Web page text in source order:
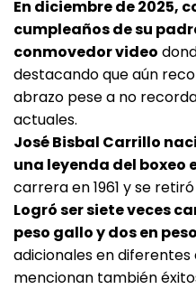
En diciembre de 2025,
cumpleaños de su
conmovedor video
destacando que aún
abrazo pese a no
actuales.
José Bisbal Carrillo
una leyenda del boxeo
carrera en 1961 y se
Logró ser siete veces
peso gallo y dos en
adicionales en
mencionan también